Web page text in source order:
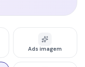
Ads imagem